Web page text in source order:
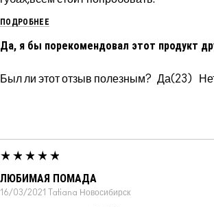
ПОДРОБНЕЕ
Да, я бы порекомендовал этот продукт
Был ли этот отзыв полезным? 23
ЛЮБИМАЯ ПОМАДА
16/03/2021 Tatiana Новосибирск